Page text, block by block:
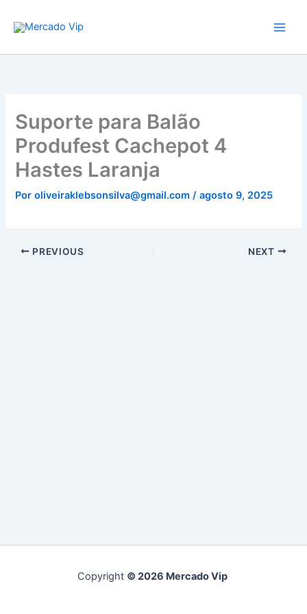
para
conteúdo
Suporte para Balão
Produfest Cachepot 4
Hastes Laranja
Poroliveiraklebsonsilva@gmail.com/agosto 9, 2025
PREVIOUS NEXT
Copyright © 2026 Mercado Vip